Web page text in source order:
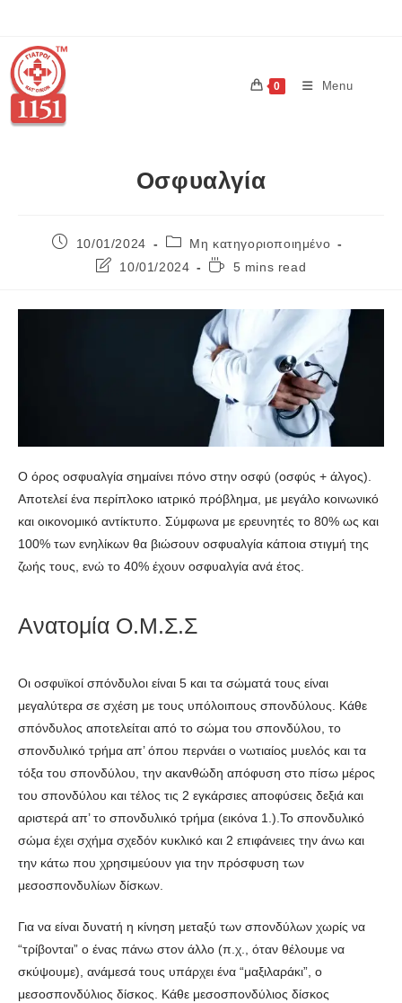
0 Menu
Οσφυαλγία
10/01/2024
Μη κατηγοριοποιημένο
10/01/2024
5 mins read
Ο όρος οσφυαλγία σημαίνει πόνο στην οσφύ (οσφύς + άλγος).
Αποτελεί ένα περίπλοκο ιατρικό πρόβλημα, με μεγάλο κοινωνικό
και οικονομικό αντίκτυπο. Σύμφωνα με ερευνητές το 80% ως και
100% των ενηλίκων θα βιώσουν οσφυαλγία κάποια στιγμή της
ζωής τους, ενώ το 40% έχουν οσφυαλγία ανά έτος.
Aνατομία Ο.Μ.Σ.Σ
Οι οσφυϊκοί σπόνδυλοι είναι 5 και τα σώματά τους είναι
μεγαλύτερα σε σχέση με τους υπόλοιπους σπονδύλους. Κάθε
σπόνδυλος αποτελείται από το σώμα του σπονδύλου, το
σπονδυλικό τρήμα απ’ όπου περνάει ο νωτιαίος μυελός και τα
τόξα του σπονδύλου, την ακανθώδη απόφυση στο πίσω μέρος
του σπονδύλου και τέλος τις 2 εγκάρσιες αποφύσεις δεξιά και
αριστερά απ’ το σπονδυλικό τρήμα (εικόνα 1.).To σπονδυλικό
σώμα έχει σχήμα σχεδόν κυκλικό και 2 επιφάνειες την άνω και
την κάτω που χρησιμεύουν για την πρόσφυση των
μεσοσπονδυλίων δίσκων.
Για να είναι δυνατή η κίνηση μεταξύ των σπονδύλων χωρίς να
“τρίβονται” ο ένας πάνω στον άλλο (π.χ., όταν θέλουμε να
σκύψουμε), ανάμεσά τους υπάρχει ένα “μαξιλαράκι”, ο
μεσοσπονδύλιος δίσκος. Κάθε μεσοσπονδύλιος δίσκος